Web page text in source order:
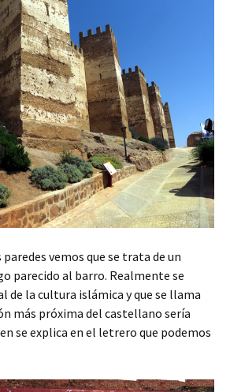
vemos que se trata de un
parecido al barro. Realmente se
de la cultura islámica y que se llama
más próxima del castellano sería
se explica en el letrero que podemos